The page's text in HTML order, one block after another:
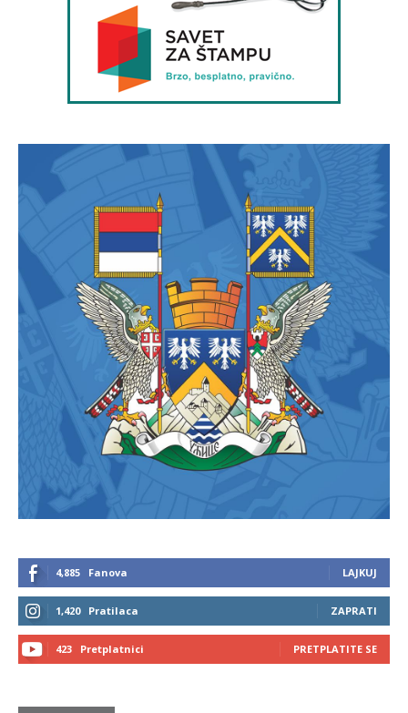
4,885 Fanova LAJKUJ
1,420 Pratilaca ZAPRATI
423 Pretplatnici PRETPLATITE SE